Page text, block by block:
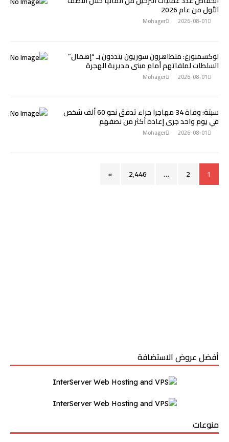
الأول من عام 2026
2026-08-01
Mohager
لوكسمبورغ: متظاهرون سوريون ينددون بـ “إهمال”
السلطات لملفاتهم أمام مبنى مديرية الهجرة
2026-08-01
Mohager
سبتة: وفاة 34 مهاجرا جراء تدفق نحو 60 ألف شخص
في يوم واحد جرى إعادة أكثر من نصفهم
2026-08-01
Mohager
1
2
… 2٬446 »
أفضل عروض الاستضافة
منوعات